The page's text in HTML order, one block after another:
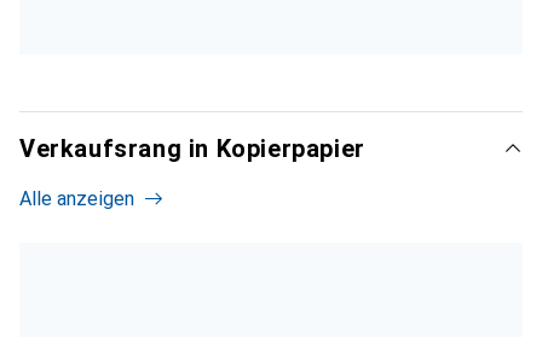
Verkaufsrang in Kopierpapier
Alle anzeigen